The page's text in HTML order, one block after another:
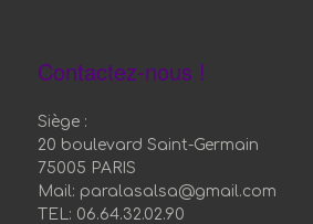
Contactez-nous !
Siège :
20 boulevard Saint-Germain
75005 PARIS
Mail: paralasalsa@gmail.com
TEL: 06.64.32.02.90